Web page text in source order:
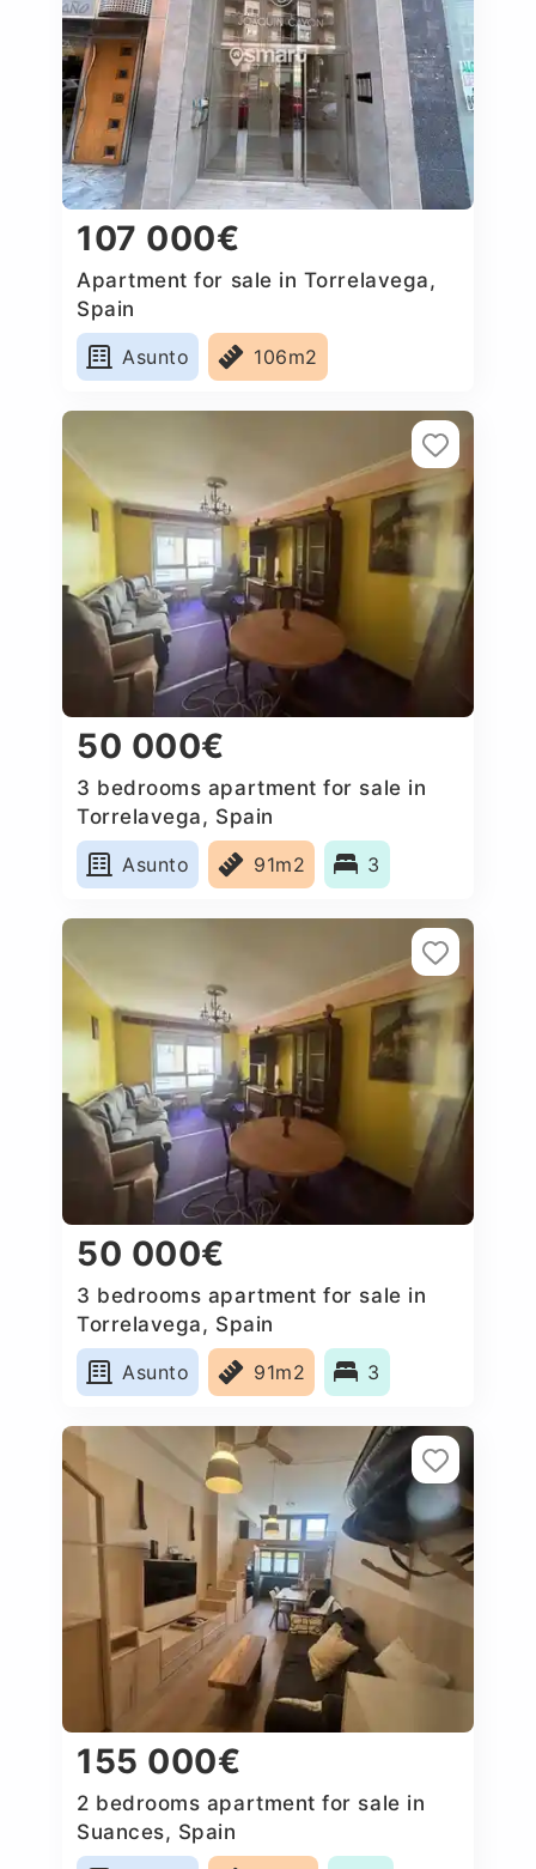
107 000€
Apartment for sale in Torrelavega,
Spain
Asunto
106m2
50 000€
3 bedrooms apartment for sale in
Torrelavega, Spain
Asunto
91m2 3
50 000€
3 bedrooms apartment for sale in
Torrelavega, Spain
Asunto
91m2 3
155 000€
2 bedrooms apartment for sale in
Suances, Spain